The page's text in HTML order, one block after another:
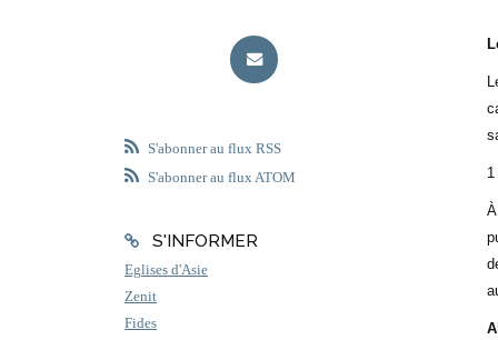
S'abonner au flux RSS
S'abonner au flux ATOM
S'INFORMER
Eglises d'Asie
Zenit
Fides